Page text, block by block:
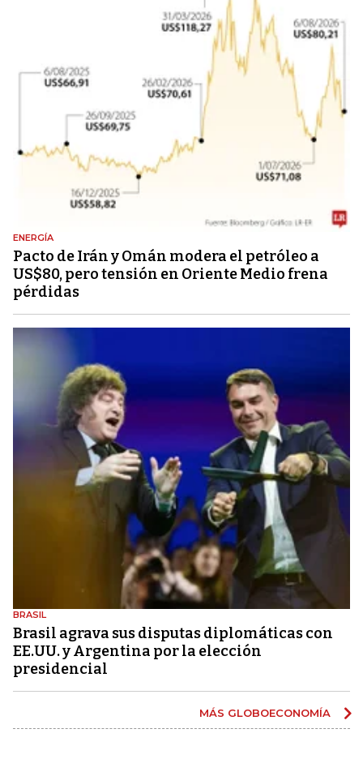
ENERGÍA
Pacto de Irán y Omán modera el petróleo a
US$80, pero tensión en Oriente Medio frena
pérdidas
BRASIL
Brasil agrava sus disputas diplomáticas con
EE.UU. y Argentina por la elección
presidencial
MÁS GLOBOECONOMÍA